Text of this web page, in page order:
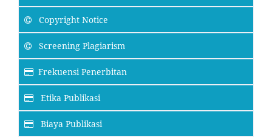
Copyright Notice
Screening Plagiarism
Frekuensi Penerbitan
Etika Publikasi
Biaya Publikasi